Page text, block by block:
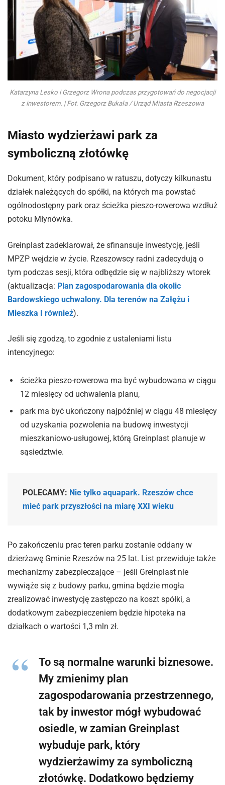
Katarzyna Lesko i Grzegorz Wrona podczas przygotowań do negocjacji
z inwestorem. | Fot. Grzegorz Bukała / Urząd Miasta Rzeszowa
Miasto wydzierżawi park za
symboliczną złotówkę
Dokument, który podpisano w ratuszu, dotyczy kilkunastu
działek należących do spółki, na których ma powstać
ogólnodostępny park oraz ścieżka pieszo-rowerowa wzdłuż
potoku Młynówka.
Greinplast zadeklarował, że sfinansuje inwestycję, jeśli
MPZP wejdzie w życie. Rzeszowscy radni zadecydują o
tym podczas sesji, która odbędzie się w najbliższy wtorek
(aktualizacja: Plan zagospodarowania dla okolic
Bardowskiego uchwalony. Dla terenów na Załężu i
Mieszka I również).
Jeśli się zgodzą, to zgodnie z ustaleniami listu
intencyjnego:
ścieżka pieszo-rowerowa ma być wybudowana w ciągu
12 miesięcy od uchwalenia planu,
park ma być ukończony najpóźniej w ciągu 48 miesięcy
od uzyskania pozwolenia na budowę inwestycji
mieszkaniowo-usługowej, którą Greinplast planuje w
sąsiedztwie.
POLECAMY: Nie tylko aquapark. Rzeszów chce
mieć park przyszłości na miarę XXI wieku
Po zakończeniu prac teren parku zostanie oddany w
dzierżawę Gminie Rzeszów na 25 lat. List przewiduje także
mechanizmy zabezpieczające – jeśli Greinplast nie
wywiąże się z budowy parku, gmina będzie mogła
zrealizować inwestycję zastępczo na koszt spółki, a
dodatkowym zabezpieczeniem będzie hipoteka na
działkach o wartości 1,3 mln zł.
To są normalne warunki biznesowe.
My zmienimy plan
zagospodarowania przestrzennego,
tak by inwestor mógł wybudować
osiedle, w zamian Greinplast
wybuduje park, który
wydzierżawimy za symboliczną
złotówkę. Dodatkowo będziemy